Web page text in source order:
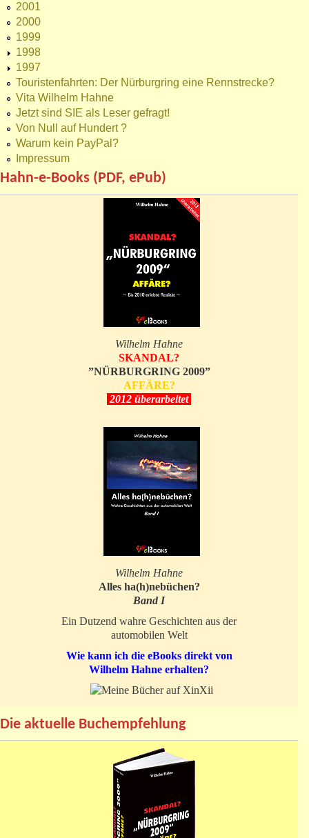
2001
2000
1999
1998
1997
Touristenfahrten: Der Nürburgring eine Rennstrecke?
Vita Wilhelm Hahne
Jetzt sind SIE als Leser gefragt!
Von Null auf Hundert ?
Warum kein PayPal?
Impressum
Hahn-e-Books (PDF, ePub)
Wilhelm Hahne
SKANDAL?
”NÜRBURGRING 2009”
AFFÄRE?
2012 überarbeitet
Wilhelm Hahne
Alles ha(h)nebüchen?
Band I
Ein Dutzend wahre Geschichten aus der
automobilen Welt
Wie kann ich die eBooks direkt von
Wilhelm Hahne erhalten?
Die aktuelle Buchempfehlung